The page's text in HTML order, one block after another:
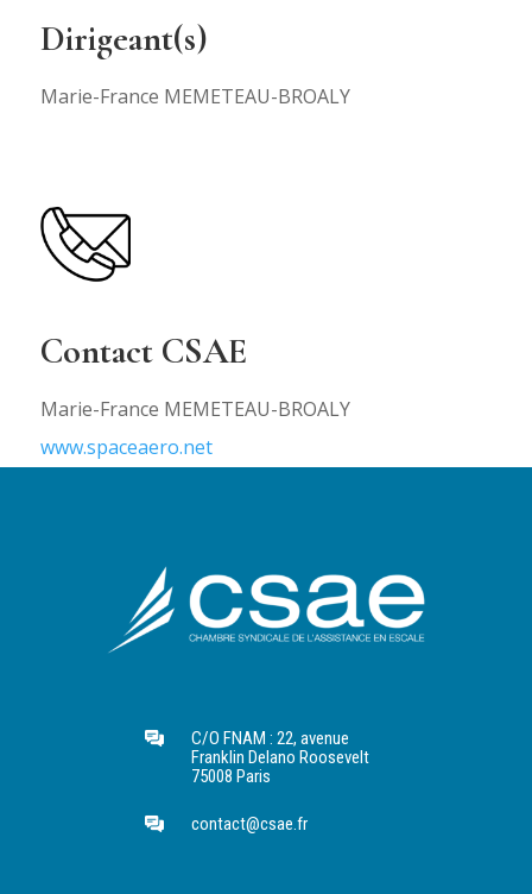
Dirigeant(s)
Marie-France MEMETEAU-BROALY
Contact CSAE
Marie-France MEMETEAU-BROALY
www.spaceaero.net
C/O FNAM : 22, avenue
Franklin Delano Roosevelt
75008 Paris
contact@csae.fr